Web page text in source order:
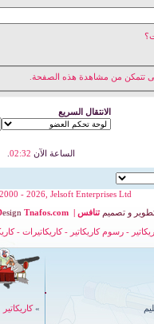
تتمكن من مشاهدة هذه الصفحة.
الانتقال السريع
الساعة الآن 02:32
- 2026, Jelsoft Enterprises Ltd.
esign Tnafos.com | و تصميم تنافس
- رسوم كاريكاتير -كاريكاتيرات -
»